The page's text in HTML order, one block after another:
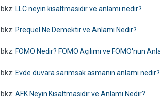
bkz: LLC neyin kısaltmasıdır ve anlamı nedir?
bkz: Prequel Ne Demektir ve Anlamı Nedir?
bkz: FOMO Nedir? FOMO Açılımı ve FOMO'nun
bkz: Evde duvara sarımsak asmanın anlamı nedir?
bkz: AFK Neyin Kısaltmasıdır ve Anlamı Nedir?